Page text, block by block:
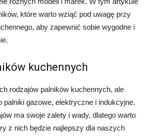
które warto wziąć pod uwagę przy
aby zapewnić sobie wygodne i
kuchennych
rodzajów palników kuchennych, ale
palniki gazowe, elektryczne i indukcyjne.
ma swoje zalety i wady, dlatego warto
z nich będzie najlepszy dla naszych